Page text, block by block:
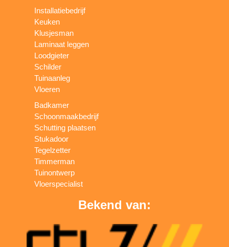
Installatiebedrijf
Keuken
Klusjesman
Laminaat leggen
Loodgieter
Schilder
Tuinaanleg
Vloeren
Badkamer
Schoonmaakbedrijf
Schutting plaatsen
Stukadoor
Tegelzetter
Timmerman
Tuinontwerp
Vloerspecialist
Bekend van: